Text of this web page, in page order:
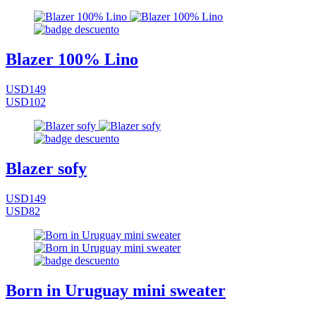
Blazer 100% Lino
USD149
USD102
Blazer sofy
USD149
USD82
Born in Uruguay mini sweater